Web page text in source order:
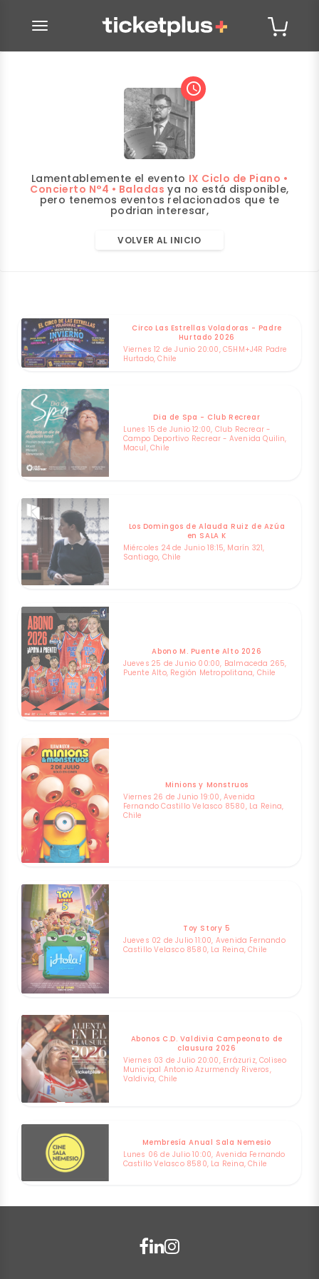
desplegar navegación
access_time
Lamentablemente el evento IX Ciclo de Piano •
Concierto N°4 • Baladas ya no está disponible,
pero tenemos eventos relacionados que te
podrian interesar,
VOLVER AL INICIO
Circo Las Estrellas Voladoras - Padre
Hurtado 2026
Viernes 12 de Junio 20:00, C5HM+J4R Padre
Hurtado, Chile
Dia de Spa - Club Recrear
Lunes 15 de Junio 12:00, Club Recrear -
Campo Deportivo Recrear - Avenida Quilin,
Macul, Chile
Los Domingos de Alauda Ruiz de Azúa
en SALA K
Miércoles 24 de Junio 18:15, Marín 321,
Santiago, Chile
Abono M. Puente Alto 2026
Jueves 25 de Junio 00:00, Balmaceda 265,
Puente Alto, Región Metropolitana, Chile
Minions y Monstruos
Viernes 26 de Junio 19:00, Avenida
Fernando Castillo Velasco 8580, La Reina,
Chile
Toy Story 5
Jueves 02 de Julio 11:00, Avenida Fernando
Castillo Velasco 8580, La Reina, Chile
Abonos C.D. Valdivia Campeonato de
clausura 2026
Viernes 03 de Julio 20:00, Errázuriz, Coliseo
Municipal Antonio Azurmendy Riveros,
Valdivia, Chile
Membresía Anual Sala Nemesio
Lunes 06 de Julio 10:00, Avenida Fernando
Castillo Velasco 8580, La Reina, Chile